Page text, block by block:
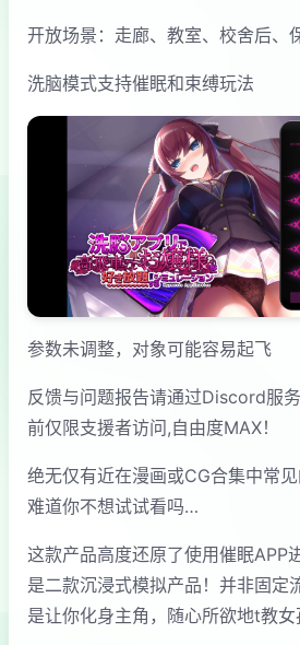
开放场景：走廊、教室、校舍后、
洗脑模式支持催眠和束缚玩法
参数未调整，对象可能容易起飞
反馈与问题报告请通过Discord服
前仅限支援者访问,自由度MAX！
绝无仅有近在漫画或CG合集中常见
难道你不想试试看吗…
这款产品高度还原了使用催眠APP
是二款沉浸式模拟产品！并非固定
是让你化身主角，随心所欲地t教女